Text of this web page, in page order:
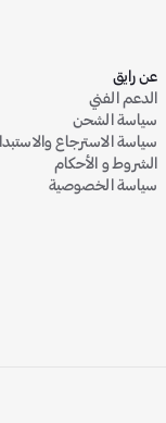
عن رايق
الدعم الفني
سياسة الشحن
سياسة الاسترجاع
الشروط و الأحكام
سياسة الخصوصية